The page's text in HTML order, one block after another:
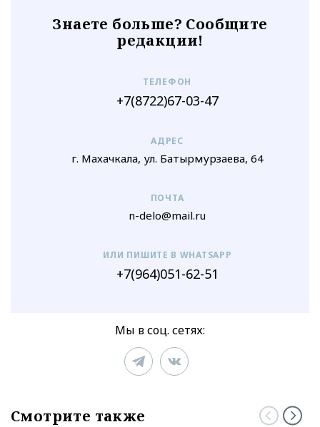
Знаете больше? Сообщите
редакции!
ТЕЛЕФОН
+7(8722)67-03-47
АДРЕС
г. Махачкала, ул. Батырмурзаева, 64
ПОЧТА
n-delo@mail.ru
ИЛИ ПИШИТЕ В WHATSAPP
+7(964)051-62-51
Мы в соц. сетях:
Смотрите также